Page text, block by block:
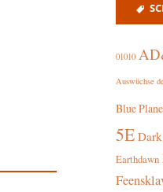
01010
Auswüchse
Blue
5E
Earthdawn